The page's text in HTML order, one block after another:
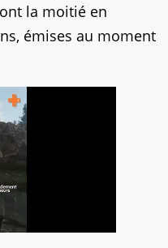
la moitié en
émises au moment